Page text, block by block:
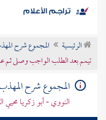
موضوعي
تراجم الأعلام
الرئيسية المجموع شرح
تيمم بعد الطلب الواجب وصلى ثم
المجموع شرح
النووي - أبو زكريا